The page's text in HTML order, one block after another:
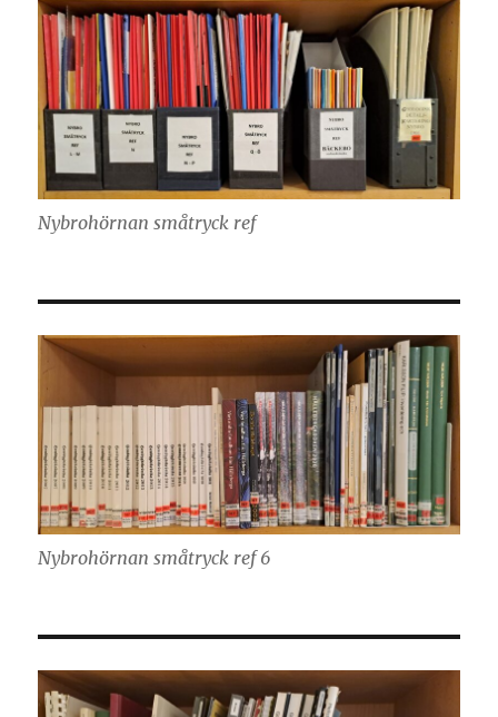
Nybrohörnan småtryck ref
Nybrohörnan småtryck ref 6